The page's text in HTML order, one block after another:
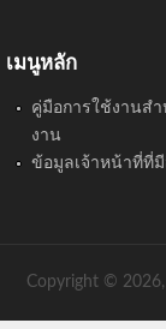
เมนูหลัก
คู่มือการใช้งานส
งาน
ข้อมูลเจ้าหน้าที่ที่
Copyright © 2026,